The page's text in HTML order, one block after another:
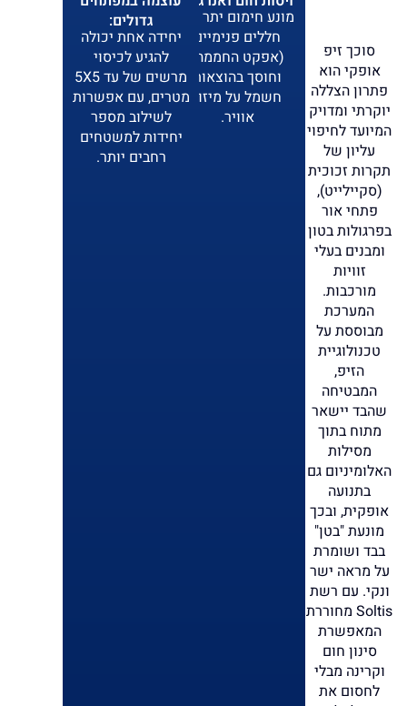
סוכך זיפ
אופקי הוא
פתרון הצללה
יוקרתי ומדויק
המיועד לחיפוי
עליון של
תקרות זכוכית
(סקיילייט),
פתחי אור
בפרגולות בטון
ומבנים בעלי
זוויות
מורכבות.
המערכת
מבוססת על
טכנולוגיית
הזיפ,
המבטיחה
שהבד יישאר
מתוח בתוך
מסילות
האלומיניום גם
בתנועה
אופקית, ובכך
מונעת "בטן"
בבד ושומרת
על מראה ישר
ונקי. עם רשת
Soltis מחוררת
המאפשרת
סינון חום
וקרינה מבלי
לחסום את
מונע חימום יתר של
חללים פנימיים
(אפקט החממה)
וחוסך בהוצאות
חשמל על מיזוג
אוויר.
גדולים:
יחידה אחת יכולה
להגיע לכיסוי
מרשים של עד 5X5
מטרים, עם אפשרות
לשילוב מספר
יחידות למשטחים
רחבים יותר.